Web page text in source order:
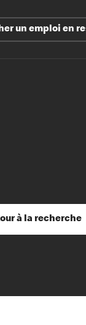
un emploi en
à la recherche